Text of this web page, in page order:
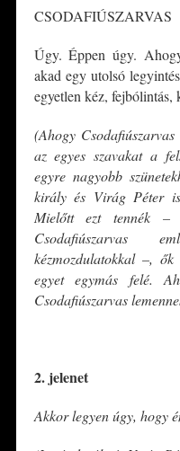
CSODAFIÚSZARVAS
Úgy. Éppen úgy.
akad egy utolsó
egyetlen kéz, fejbólintás,
(Ahogy
az egyes szavakat a
egyre nagyobb
király és Virág Péter
Mielőtt ezt tennék –
Csodafiúszarvas
kézmozdulatokkal –,
egyet egymás felé.
Csodafiúszarvas
2. jelenet
Akkor legyen úgy, hogy